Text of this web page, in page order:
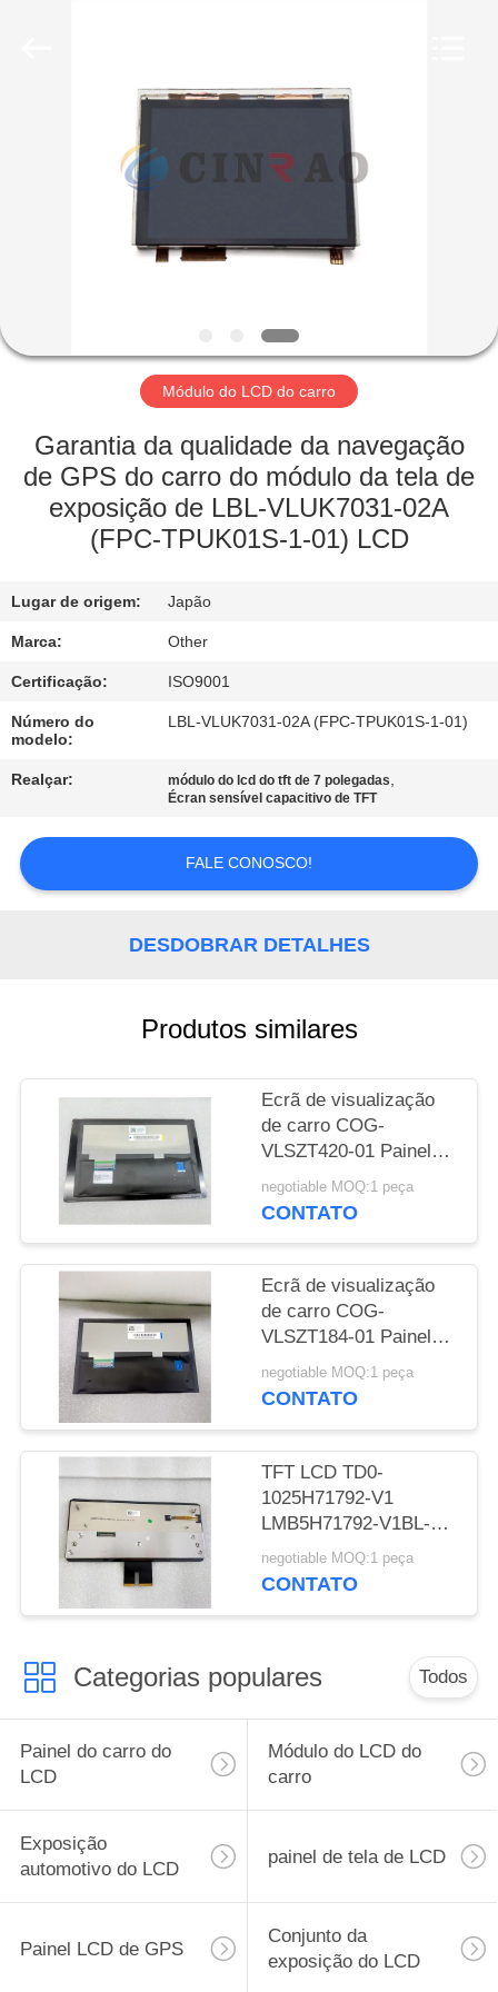
PRODUTOS
RV
NÓS
EXCURSÃO
CONTROLE
DA
QUALIDADE
CONTACTE-
NOS
NOTÍCIA
CITAÇÕES
MAPA
SITE
PRIVACY
POLICY
Módulo do LCD do carro
Garantia da qualidade da navegação
de GPS do carro do módulo da tela de
exposição de LBL-VLUK7031-02A
(FPC-TPUK01S-1-01) LCD
Lugar de origem: Japão
Marca: Other
Certificação: ISO9001
Número do
modelo:
LBL-VLUK7031-02A (FPC-TPUK01S-1-01)
Realçar: módulo do lcd do tft de 7 polegadas,
Écran sensível capacitivo de TFT
FALE CONOSCO!
DESDOBRAR DETALHES
Produtos similares
Ecrã de visualização
de carro COG-
VLSZT420-01 Painel
LCD AV070Z81-M00-
W000 para substituição
negotiable MOQ:1 peça
CONTATO
Ecrã de visualização
de carro COG-
VLSZT184-01 Painel
LCD AV070Z8M-N11-
28P4 para substituição
negotiable MOQ:1 peça
CONTATO
TFT LCD TD0-
1025H71792-V1
LMB5H71792-V1BL-A
Painel de ecrã de carro
VPJJZF-ASY103A-AAA
negotiable MOQ:1 peça
CONTATO
Categorias populares Todos
Painel do carro do
LCD
Módulo do LCD do
carro
Exposição
automotivo do LCD
painel de tela de LCD
Painel LCD de GPS
Conjunto da
exposição do LCD